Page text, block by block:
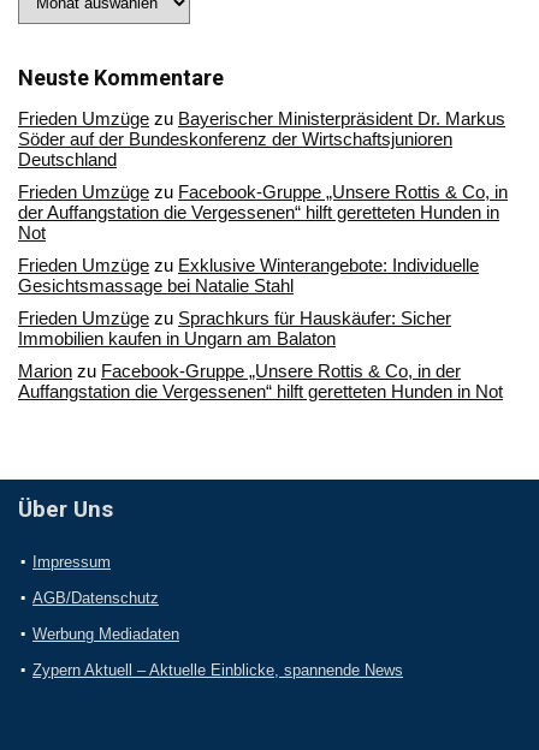
Sie
Archiv
Neuste Kommentare
Frieden Umzüge zu Bayerischer Ministerpräsident Dr. Markus
Söder auf der Bundeskonferenz der Wirtschaftsjunioren
Deutschland
Frieden Umzüge zu Facebook-Gruppe „Unsere Rottis & Co, in
der Auffangstation die Vergessenen“ hilft geretteten Hunden in
Not
Frieden Umzüge zu Exklusive Winterangebote: Individuelle
Gesichtsmassage bei Natalie Stahl
Frieden Umzüge zu Sprachkurs für Hauskäufer: Sicher
Immobilien kaufen in Ungarn am Balaton
Marion zu Facebook-Gruppe „Unsere Rottis & Co, in der
Auffangstation die Vergessenen“ hilft geretteten Hunden in Not
Über Uns
Impressum
AGB/Datenschutz
Werbung Mediadaten
Zypern Aktuell – Aktuelle Einblicke, spannende News